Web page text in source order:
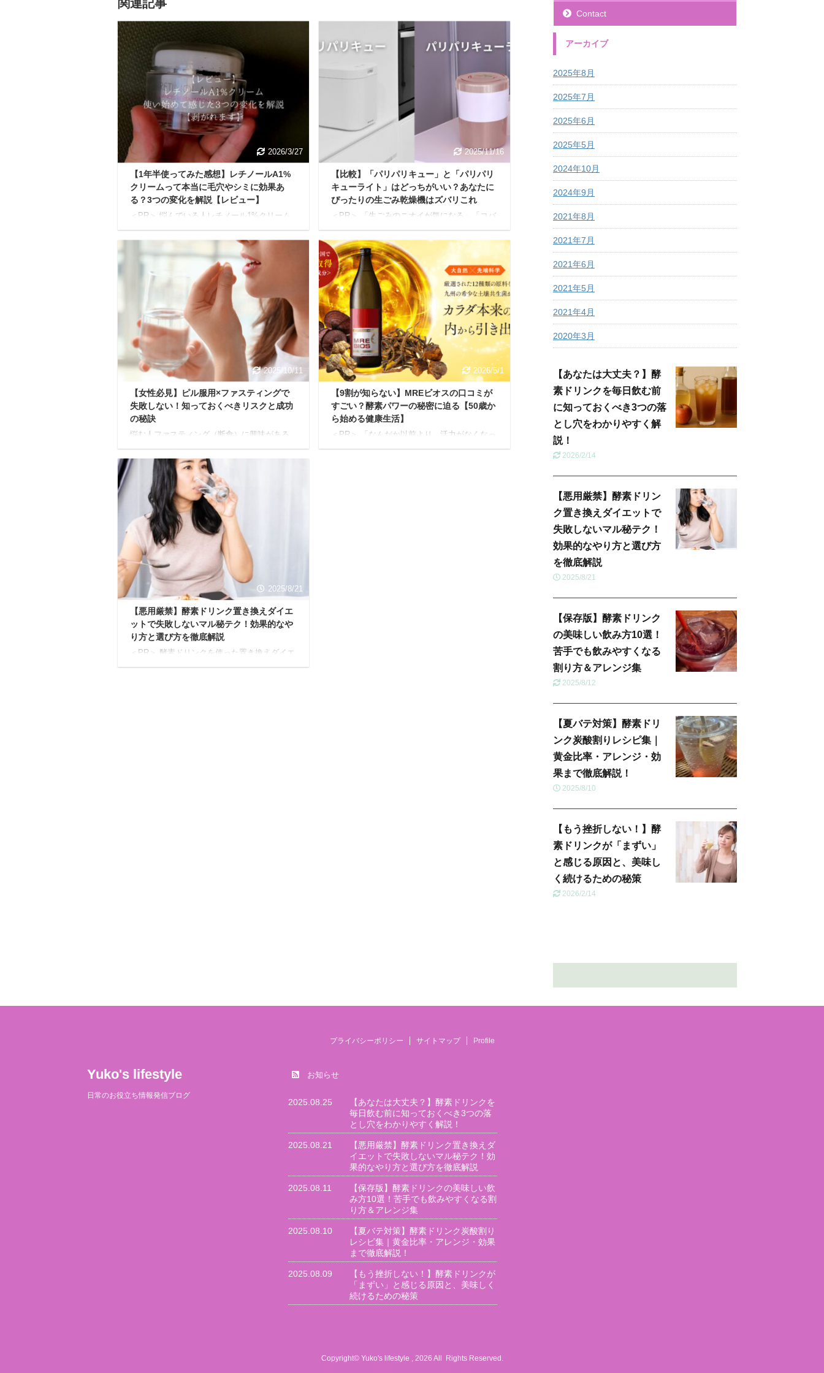
関連記事
2026/3/27
【1年半使ってみた感想】レチノールA1%
クリームって本当に毛穴やシミに効果あ
る？3つの変化を解説【レビュー】
＜PR＞ 悩んでいる人レチノール1%クリーム
聞くけど、副作用もあるみたいだし、ぶっち
ゃけ躊躇してる自分がいます。使用者の正直
な感想を知りたいです。 今日はこんな疑問に
ついて答えていきます。 この記事を読むこと
でわかること レチノール1%クリームを1年使
い続けて感じた変化 レチノール1%クリームの
使い方 レチノール1%クリーム使用の際の注意
点 A反応を軽減するおすすめの化粧品 私も最
初はあなたと同じ様に、レチノールを実際使
用するのに若干の抵抗がありました。 です
が、1 ...
2025/11/16
【比較】「パリパリキュー」と「パリパリ
キューライト」はどっちがいい？あなたに
ぴったりの生ごみ乾燥機はズバリこれ
＜PR＞ 「生ごみのニオイが気になる」「コバ
が重くて大変」。 キッチンの永遠の悩みとも
いえる「生ごみ問題」を解決してくれるの
が、大人気の生ごみ乾燥機「パリパリキュ
ー」シリーズです。 でも「パリパリキュー」
と「パリパリキューライト」の2種類があっ
て、どちらを選べばいいのか迷ってしまいま
すよね。 本記事では、公式サイトや商品情報
を徹底的に分析し、両者の違いを5つのポイン
トに分けて解説します。 2~3分ほど目を通せ
ば、あなたの家族構成やライフスタイルにぴ
ったりの生ごみ乾燥 ...
2025/10/11
【女性必見】ピル服用×ファスティングで
失敗しない！知っておくべきリスクと成功
の秘訣
悩む人ファスティング（断食）に興味がある
のような疑問に答えていきます。 ファスティ
ングは、デトックスやダイエット、内側機能
の向上など、たくさんの嬉しい効果が期待で
きる健康法です。 でも、ピルを服用している
と「本当に大丈夫かな？」「ピルの効果に影
響はないの？」といった疑問が浮かびますよ
ね。 本記事では、ピル服用中でも安心してフ
ァスティングに取り組めるよう、大切な基礎
知識から、知っておくべきリスクと対策、そ
して安全に実践するための具体的なステップ
まで、分かりやすくお伝 ...
2026/5/1
【9割が知らない】MREビオスの口コミが
すごい？酵素パワーの秘密に迫る【50歳か
ら始める健康生活】
＜PR＞ 「なんだか以前より、活力がなくなっ
2025/8/21
【悪用厳禁】酵素ドリンク置き換えダイエ
ットで失敗しないマル秘テク！効果的なや
り方と選び方を徹底解説
＜PR＞ 酵素ドリンクを使った置き換えダイエ
Contact
アーカイブ
2025年8月
2025年7月
2025年6月
2025年5月
2024年10月
2024年9月
2021年8月
2021年7月
2021年6月
2021年5月
2021年4月
2020年3月
【あなたは大丈夫？】酵
素ドリンクを毎日飲む前
に知っておくべき3つの落
とし穴をわかりやすく解
説！
2026/2/14
【悪用厳禁】酵素ドリン
ク置き換えダイエットで
失敗しないマル秘テク！
効果的なやり方と選び方
を徹底解説
2025/8/21
【保存版】酵素ドリンク
の美味しい飲み方10選！
苦手でも飲みやすくなる
割り方＆アレンジ集
2025/8/12
【夏バテ対策】酵素ドリ
ンク炭酸割りレシピ集｜
黄金比率・アレンジ・効
果まで徹底解説！
2025/8/10
【もう挫折しない！】酵
素ドリンクが「まずい」
と感じる原因と、美味し
く続けるための秘策
2026/2/14
プライバシーポリシー サイトマップ Profile
お知らせ
2025.08.25
【あなたは大丈夫？】酵素ドリンクを
毎日飲む前に知っておくべき3つの落
とし穴をわかりやすく解説！
2025.08.21
【悪用厳禁】酵素ドリンク置き換えダ
イエットで失敗しないマル秘テク！効
果的なやり方と選び方を徹底解説
2025.08.11
【保存版】酵素ドリンクの美味しい飲
み方10選！苦手でも飲みやすくなる割
り方＆アレンジ集
2025.08.10
【夏バテ対策】酵素ドリンク炭酸割り
レシピ集｜黄金比率・アレンジ・効果
まで徹底解説！
2025.08.09
【もう挫折しない！】酵素ドリンクが
「まずい」と感じる原因と、美味しく
続けるための秘策
Yuko's lifestyle
日常のお役立ち情報発信ブログ
Copyright© Yuko's lifestyle , 2026 All Rights Reserved.